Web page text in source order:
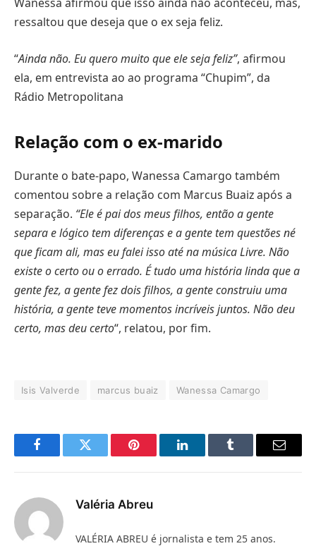
Wanessa afirmou que isso ainda não aconteceu, mas,
ressaltou que deseja que o ex seja feliz.
“Ainda não. Eu quero muito que ele seja feliz”, afirmou
ela, em entrevista ao ao programa “Chupim”, da
Rádio Metropolitana
Relação com o ex-marido
Durante o bate-papo, Wanessa Camargo também
comentou sobre a relação com Marcus Buaiz após a
separação. “Ele é pai dos meus filhos, então a gente
separa e lógico tem diferenças e a gente tem questões né
que ficam ali, mas eu falei isso até na música Livre. Não
existe o certo ou o errado. É tudo uma história linda que a
gente fez, a gente fez dois filhos, a gente construiu uma
história, a gente teve momentos incríveis juntos. Não deu
certo, mas deu certo“, relatou, por fim.
Isis Valverde marcus buaiz Wanessa Camargo
FacebookTwitter Pinterest LinkedInTumblr
E-
Valéria Abreu
VALÉRIA ABREU é jornalista e tem 25 anos.